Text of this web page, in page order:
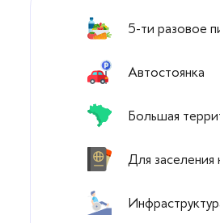
5-ти разовое
Автостоянка
Большая
Для